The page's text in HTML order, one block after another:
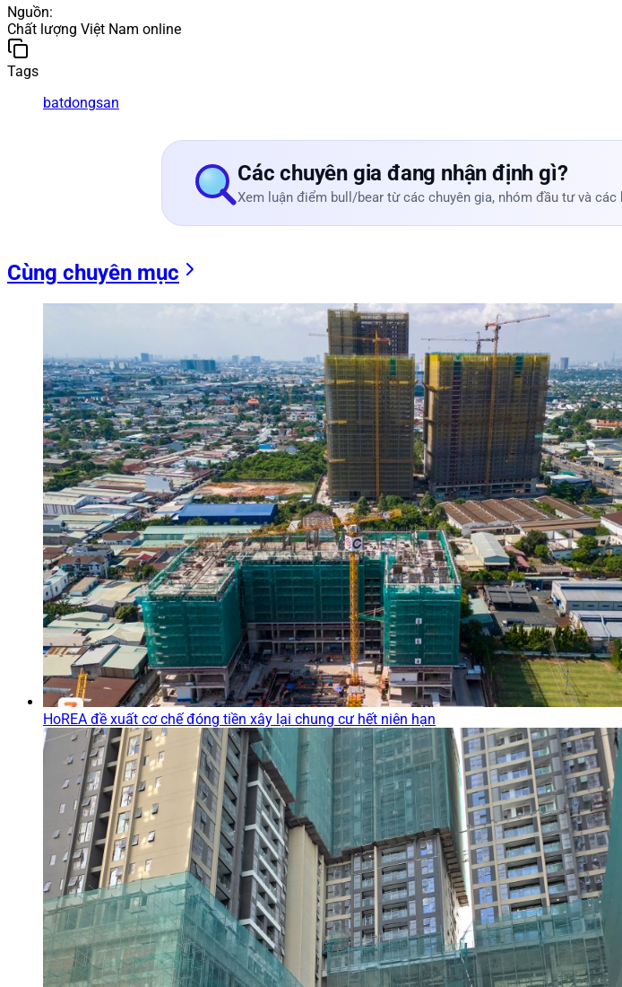
Nguồn:
Chất lượng Việt Nam online
Tags
batdongsan
Các chuyên gia đang nhận định gì?
Xem luận điểm bull/bear từ các chuyên gia, nhóm đầu tư và các
Cùng chuyên mục
HoREA đề xuất cơ chế đóng tiền xây lại chung cư hết niên hạn